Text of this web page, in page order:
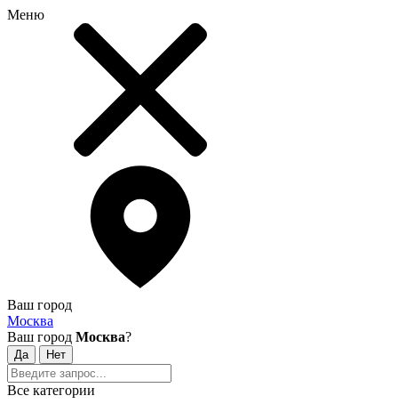
Меню
Ваш город
Москва
Ваш город Москва?
Все категории